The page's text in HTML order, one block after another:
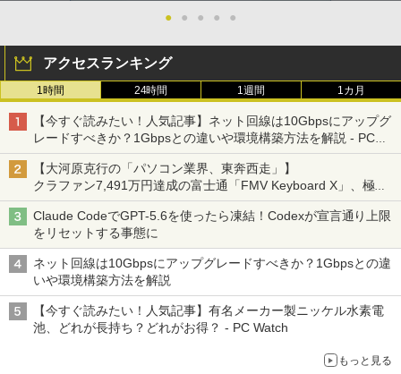
● ● ● ● ●
アクセスランキング
1時間 24時間 1週間 1カ月
【今すぐ読みたい！人気記事】ネット回線は10Gbpsにアップグ
レードすべきか？1Gbpsとの違いや環境構築方法を解説 - PC
Watch
【大河原克行の「パソコン業界、東奔西走」】
クラファン7,491万円達成の富士通「FMV Keyboard X」、極限
の静音化を追求
Claude CodeでGPT-5.6を使ったら凍結！Codexが宣言通り上限
をリセットする事態に
ネット回線は10Gbpsにアップグレードすべきか？1Gbpsとの違
いや環境構築方法を解説
【今すぐ読みたい！人気記事】有名メーカー製ニッケル水素電
池、どれが長持ち？どれがお得？ - PC Watch
もっと見る